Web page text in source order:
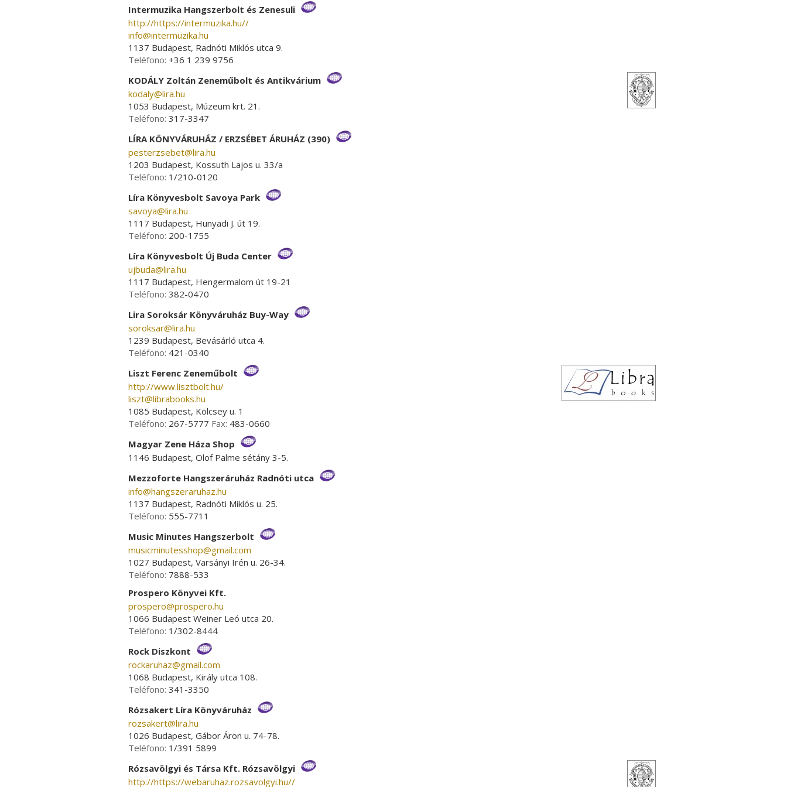
Intermuzika Hangszerbolt és Zenesuli
http://https://intermuzika.hu//
info­@­intermuzika.hu
1137 Budapest, Radnóti Miklós utca 9.
Teléfono: +36 1 239 9756
KODÁLY Zoltán Zeneműbolt és Antikvárium
kodaly­@­lira.hu
1053 Budapest, Múzeum krt. 21.
Teléfono: 317-3347
LÍRA KÖNYVÁRUHÁZ / ERZSÉBET ÁRUHÁZ (390)
pesterzsebet­@­lira.hu
1203 Budapest, Kossuth Lajos u. 33/a
Teléfono: 1/210-0120
Líra Könyvesbolt Savoya Park
savoya­@­lira.hu
1117 Budapest, Hunyadi J. út 19.
Teléfono: 200-1755
Líra Könyvesbolt Új Buda Center
ujbuda­@­lira.hu
1117 Budapest, Hengermalom út 19-21
Teléfono: 382-0470
Lira Soroksár Könyváruház Buy-Way
soroksar­@­lira.hu
1239 Budapest, Bevásárló utca 4.
Teléfono: 421-0340
Liszt Ferenc Zeneműbolt
http://www.lisztbolt.hu/
liszt­@­librabooks.hu
1085 Budapest, Kölcsey u. 1
Teléfono: 267-5777 Fax: 483-0660
Magyar Zene Háza Shop
1146 Budapest, Olof Palme sétány 3-5.
Mezzoforte Hangszeráruház Radnóti utca
info­@­hangszeraruhaz.hu
1137 Budapest, Radnóti Miklós u. 25.
Teléfono: 555-7711
Music Minutes Hangszerbolt
musicminutesshop­@­gmail.com
1027 Budapest, Varsányi Irén u. 26-34.
Teléfono: 7888-533
Prospero Könyvei Kft.
prospero­@­prospero.hu
1066 Budapest Weiner Leó utca 20.
Teléfono: 1/302-8444
Rock Diszkont
rockaruhaz­@­gmail.com
1068 Budapest, Király utca 108.
Teléfono: 341-3350
Rózsakert Líra Könyváruház
rozsakert­@­lira.hu
1026 Budapest, Gábor Áron u. 74-78.
Teléfono: 1/391 5899
Rózsavölgyi és Társa Kft. Rózsavölgyi
http://https://webaruhaz.rozsavolgyi.hu//